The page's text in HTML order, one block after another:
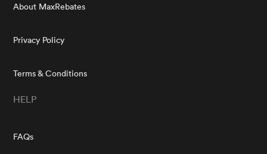
About MaxRebates
Privacy Policy
Terms & Conditions
HELP
FAQs